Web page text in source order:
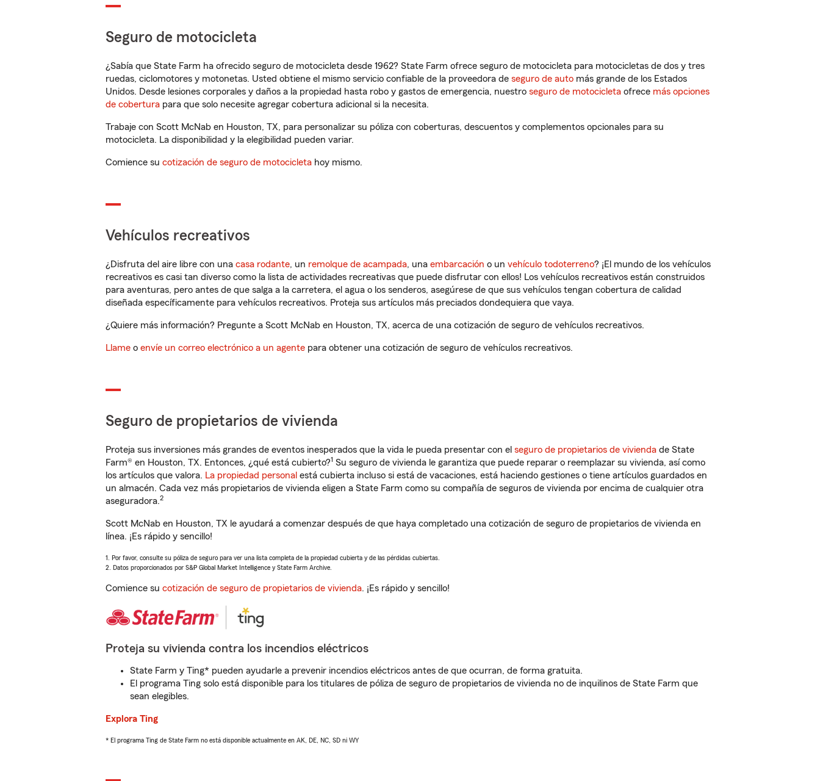
Seguro de motocicleta
¿Sabía que State Farm ha ofrecido seguro de motocicleta desde 1962? State Farm ofrece seguro de motocicleta para motocicletas de dos y tres
ruedas, ciclomotores y motonetas. Usted obtiene el mismo servicio confiable de la proveedora de seguro de auto más grande de los Estados
Unidos. Desde lesiones corporales y daños a la propiedad hasta robo y gastos de emergencia, nuestro seguro de motocicleta ofrece más opciones
de cobertura para que solo necesite agregar cobertura adicional si la necesita.
Trabaje con Scott McNab en Houston, TX, para personalizar su póliza con coberturas, descuentos y complementos opcionales para su
motocicleta. La disponibilidad y la elegibilidad pueden variar.
Comience su cotización de seguro de motocicleta hoy mismo.
Vehículos recreativos
¿Disfruta del aire libre con una casa rodante, un remolque de acampada, una embarcación o un vehículo todoterreno? ¡El mundo de los vehículos
recreativos es casi tan diverso como la lista de actividades recreativas que puede disfrutar con ellos! Los vehículos recreativos están construidos
para aventuras, pero antes de que salga a la carretera, el agua o los senderos, asegúrese de que sus vehículos tengan cobertura de calidad
diseñada específicamente para vehículos recreativos. Proteja sus artículos más preciados dondequiera que vaya.
¿Quiere más información? Pregunte a Scott McNab en Houston, TX, acerca de una cotización de seguro de vehículos recreativos.
Llame o envíe un correo electrónico a un agente para obtener una cotización de seguro de vehículos recreativos.
Seguro de propietarios de vivienda
Proteja sus inversiones más grandes de eventos inesperados que la vida le pueda presentar con el seguro de propietarios de vivienda de State
Farm® en Houston, TX. Entonces, ¿qué está cubierto?1 Su seguro de vivienda le garantiza que puede reparar o reemplazar su vivienda, así como
los artículos que valora. La propiedad personal está cubierta incluso si está de vacaciones, está haciendo gestiones o tiene artículos guardados en
un almacén. Cada vez más propietarios de vivienda eligen a State Farm como su compañía de seguros de vivienda por encima de cualquier otra
aseguradora.2
Scott McNab en Houston, TX le ayudará a comenzar después de que haya completado una cotización de seguro de propietarios de vivienda en
línea. ¡Es rápido y sencillo!
1. Por favor, consulte su póliza de seguro para ver una lista completa de la propiedad cubierta y de las pérdidas cubiertas.
2. Datos proporcionados por S&P Global Market Intelligence y State Farm Archive.
Comience su cotización de seguro de propietarios de vivienda. ¡Es rápido y sencillo!
Proteja su vivienda contra los incendios eléctricos
State Farm y Ting* pueden ayudarle a prevenir incendios eléctricos antes de que ocurran, de forma gratuita.
El programa Ting solo está disponible para los titulares de póliza de seguro de propietarios de vivienda no de inquilinos de State Farm que
sean elegibles.
Explora Ting
* El programa Ting de State Farm no está disponible actualmente en AK, DE, NC, SD ni WY